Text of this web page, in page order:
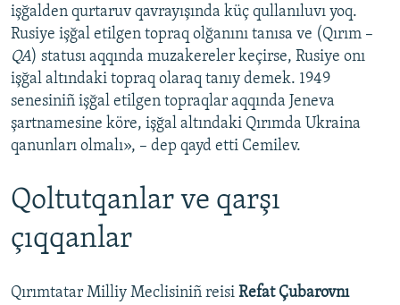
işğalden qurtaruv qavrayışında küç qullanıluvı yoq.
Rusiye işğal etilgen topraq olğanını tanısa ve (Qırım –
QA) statusı aqqında muzakereler keçirse, Rusiye onı
işğal altındaki topraq olaraq tanıy demek. 1949
senesiniñ işğal etilgen topraqlar aqqında Jeneva
şartnamesine köre, işğal altındaki Qırımda Ukraina
qanunları olmalı», – dep qayd etti Cemilev.
Qoltutqanlar ve qarşı
çıqqanlar
Qırımtatar Milliy Meclisiniñ reisi Refat Çubarovnı